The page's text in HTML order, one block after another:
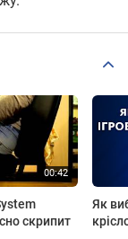
скрипит
Як